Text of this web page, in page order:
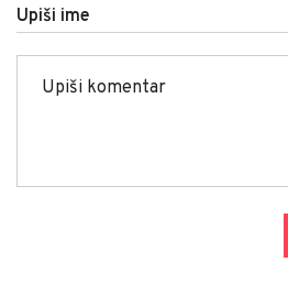
Upiši ime